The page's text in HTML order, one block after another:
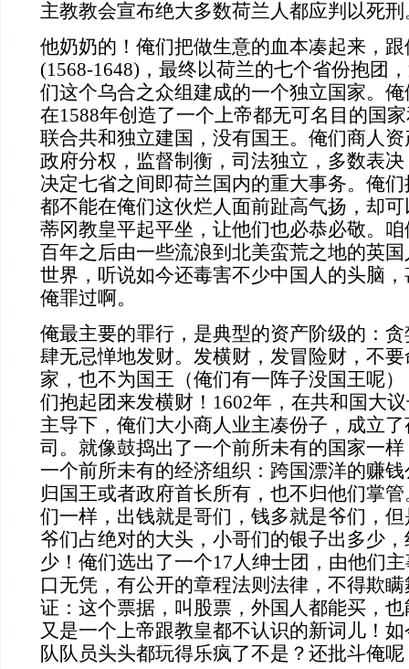
主教教会宣布绝大多数荷兰人都应判以死刑
他奶奶的！俺们把做生意的血本凑起来，
(1568-1648)，最终以荷兰的七个省份抱团
们这个乌合之众组建成的一个独立国家。
在1588年创造了一个上帝都无可名目的国
联合共和独立建国，没有国王。俺们商人
政府分权，监督制衡，司法独立，多数表
决定七省之间即荷兰国内的重大事务。俺
都不能在俺们这伙烂人面前趾高气扬，却
蒂冈教皇平起平坐，让他们也必恭必敬。
百年之后由一些流浪到北美蛮荒之地的英
世界，听说如今还毒害不少中国人的头脑
俺罪过啊。
俺最主要的罪行，是典型的资产阶级的：
肆无忌惮地发财。发横财，发冒险财，不
家，也不为国王（俺们有一阵子没国王呢
们抱起团来发横财！1602年，在共和国大
主导下，俺们大小商人业主凑份子，成立
司。就像鼓捣出了一个前所未有的国家一
一个前所未有的经济组织：跨国漂洋的赚
归国王或者政府首长所有，也不归他们掌
们一样，出钱就是哥们，钱多就是爷们，
爷们占绝对的大头，小哥们的银子出多少
少！俺们选出了一个17人绅士团，由他们
口无凭，有公开的章程法则法律，不得欺
证：这个票据，叫股票，外国人都能买，
又是一个上帝跟教皇都不认识的新词儿！
队队员头头都玩得乐疯了不是？还批斗俺